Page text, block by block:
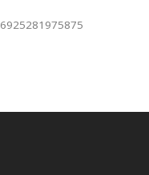
6925281975875